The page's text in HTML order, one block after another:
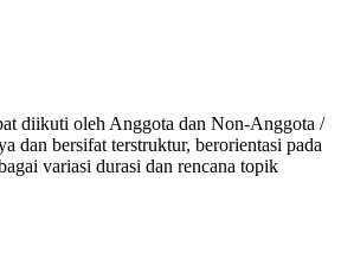
diikuti oleh Anggota dan Non-Anggota /
dan bersifat terstruktur, berorientasi pada
variasi durasi dan rencana topik